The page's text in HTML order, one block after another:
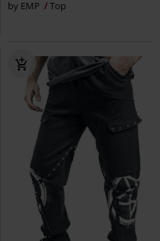
by EMP
Top